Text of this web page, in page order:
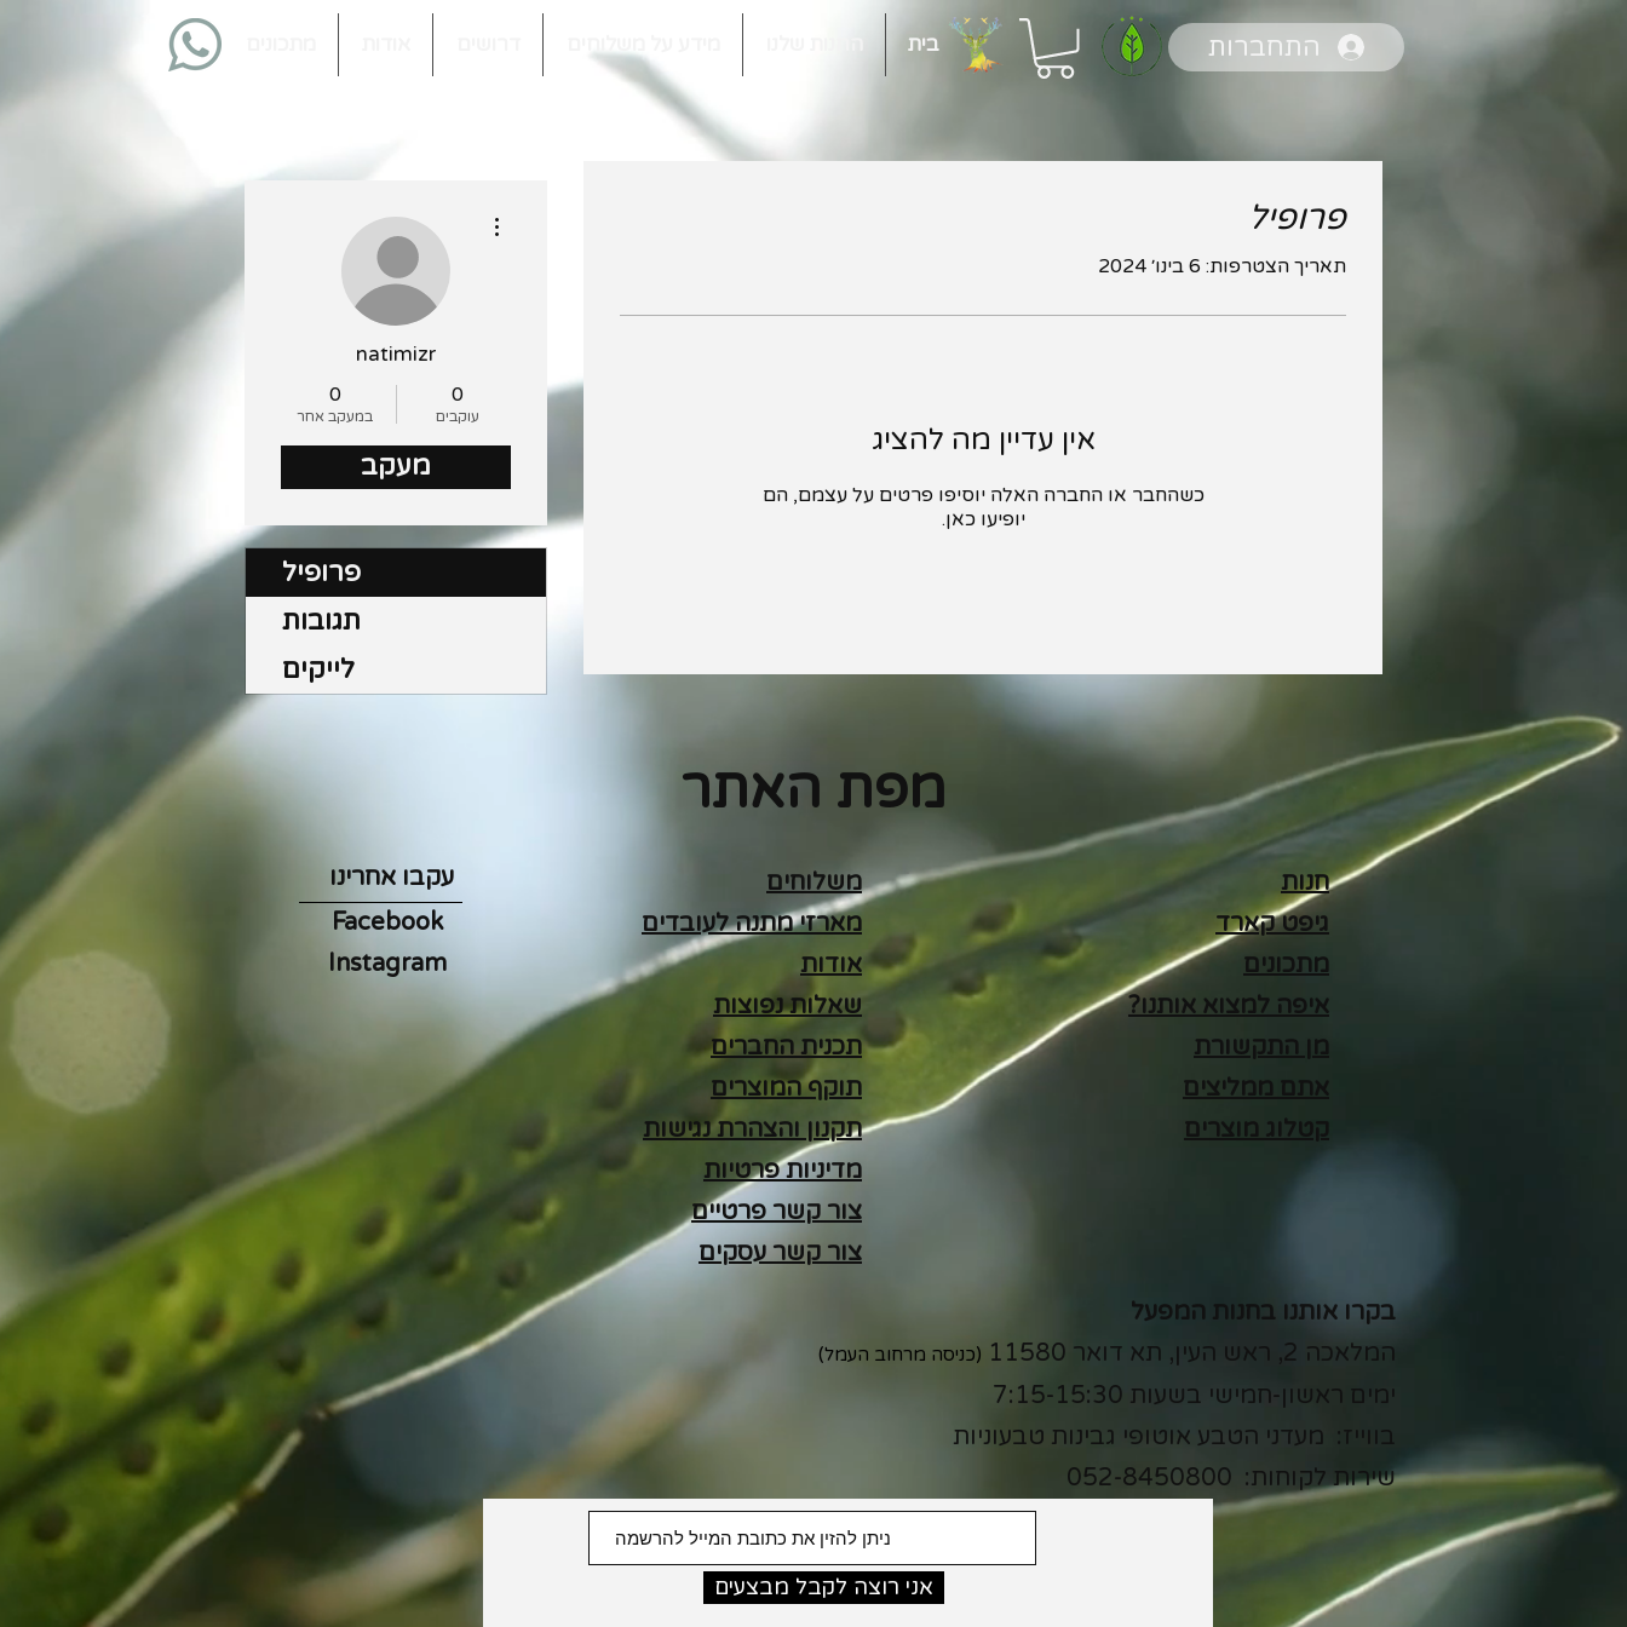
בית התחברות
פרופיל
תאריך הצטרפות: 6 בינו׳ 2024
אין עדיין מה להציג
כשהחבר או החברה האלה יוסיפו פרטים על עצמם, הם
יופיעו כאן.
natimizr
0
עוקבים
0
במעקב אחר
מעקב
פרופיל
תגובות
לייקים
מפת האתר
עקבו אחרינו
Facebook
Instagram
משלוחים
מארזי מתנה לעובדים
אודות
שאלות נפוצות
תכנית החברים
תוקף המוצרים
תקנון והצהרת נגישות
מדיניות פרטיות
צור קשר פרטיים
צור קשר עסקים
חנות
גיפט קארד
מתכונים
איפה למצוא אותנו?
מן התקשורת
אתם ממליצים
קטלוג מוצרים
בקרו אותנו בחנות המפעל
המלאכה 2, ראש העין, תא דואר 11580
(כניסה מרחוב העמל)
ימים ראשון-חמישי בשעות 7:15-15:30
בווייז: מעדני הטבע אוטופי גבינות טבעוניות
שירות לקוחות: 052-8450800
אני רוצה לקבל מבצעים